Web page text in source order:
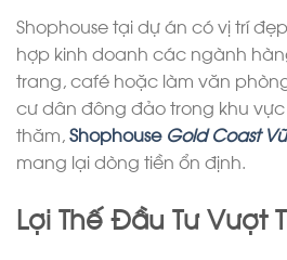
Shophouse tại dự án có vị trí
hợp kinh doanh các ngành
trang, café hoặc làm văn
cư dân đông đảo trong khu
thăm,Shophouse Gold Coast
mang lại dòng tiền ổn định.
Lợi Thế Đầu Tư Vượt